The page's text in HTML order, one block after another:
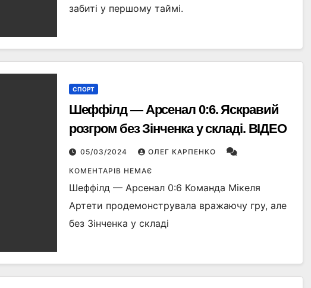
забиті у першому таймі.
СПОРТ
Шеффілд — Арсенал 0:6. Яскравий
розгром без Зінченка у складі. ВІДЕО
05/03/2024 ОЛЕГ КАРПЕНКО
КОМЕНТАРІВ НЕМАЄ
Шеффілд — Арсенал 0:6 Команда Мікеля
Артети продемонструвала вражаючу гру, але
без Зінченка у складі